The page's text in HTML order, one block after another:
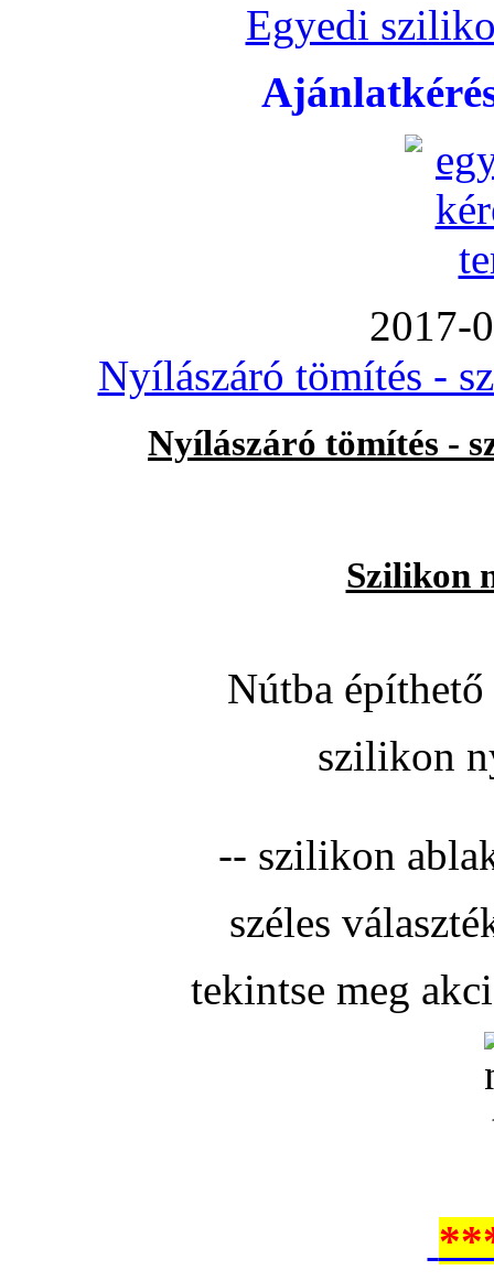
Egyedi
2017-
Nyílászáró tömítés -
Nyílászáró tömítés -
Szilikon
Nútba
szilikon
-- szilikon
széles
tekintse meg